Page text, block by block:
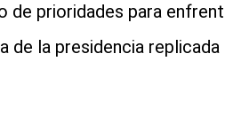
de prioridades para
de la presidencia